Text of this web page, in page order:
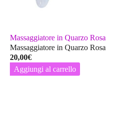
Massaggiatore in Quarzo Rosa
Massaggiatore in Quarzo Rosa
20,00€
Aggiungi al carrello